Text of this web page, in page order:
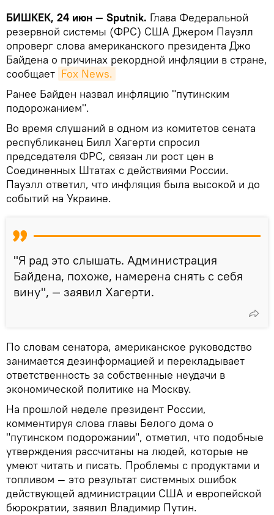
БИШКЕК, 24 июн — Sputnik. Глава Федеральной
резервной системы (ФРС) США Джером Пауэлл
опроверг слова американского президента Джо
Байдена о причинах рекордной инфляции в стране,
сообщает Fox News.
Ранее Байден назвал инфляцию "путинским
подорожанием".
Во время слушаний в одном из комитетов сената
республиканец Билл Хагерти спросил
председателя ФРС, связан ли рост цен в
Соединенных Штатах с действиями России.
Пауэлл ответил, что инфляция была высокой и до
событий на Украине.
"Я рад это слышать. Администрация
Байдена, похоже, намерена снять с себя
вину", — заявил Хагерти.
По словам сенатора, американское руководство
занимается дезинформацией и перекладывает
ответственность за собственные неудачи в
экономической политике на Москву.
На прошлой неделе президент России,
комментируя слова главы Белого дома о
"путинском подорожании", отметил, что подобные
утверждения рассчитаны на людей, которые не
умеют читать и писать. Проблемы с продуктами и
топливом — это результат системных ошибок
действующей администрации США и европейской
бюрократии, заявил Владимир Путин.